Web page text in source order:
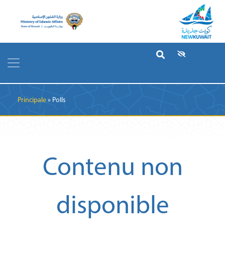
Breadcrumb
Principale Polls
Contenu non
disponible